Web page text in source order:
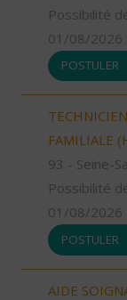
Possibilité
01/08/2026
POSTULER
FAMILIALE
93 - Seine-
Possibilité
01/08/2026
POSTULER
AIDE